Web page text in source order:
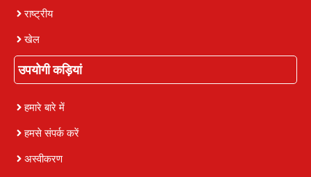
राष्ट्रीय
खेल
उपयोगी कड़ियां
हमारे बारे में
हमसे संपर्क करें
अस्वीकरण